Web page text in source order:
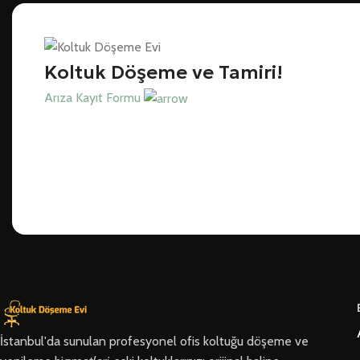
Koltuk Döşeme ve Tamiri!
Arıza Kayıt Formu
İstanbul'da sunulan profesyonel ofis koltuğu döşeme ve